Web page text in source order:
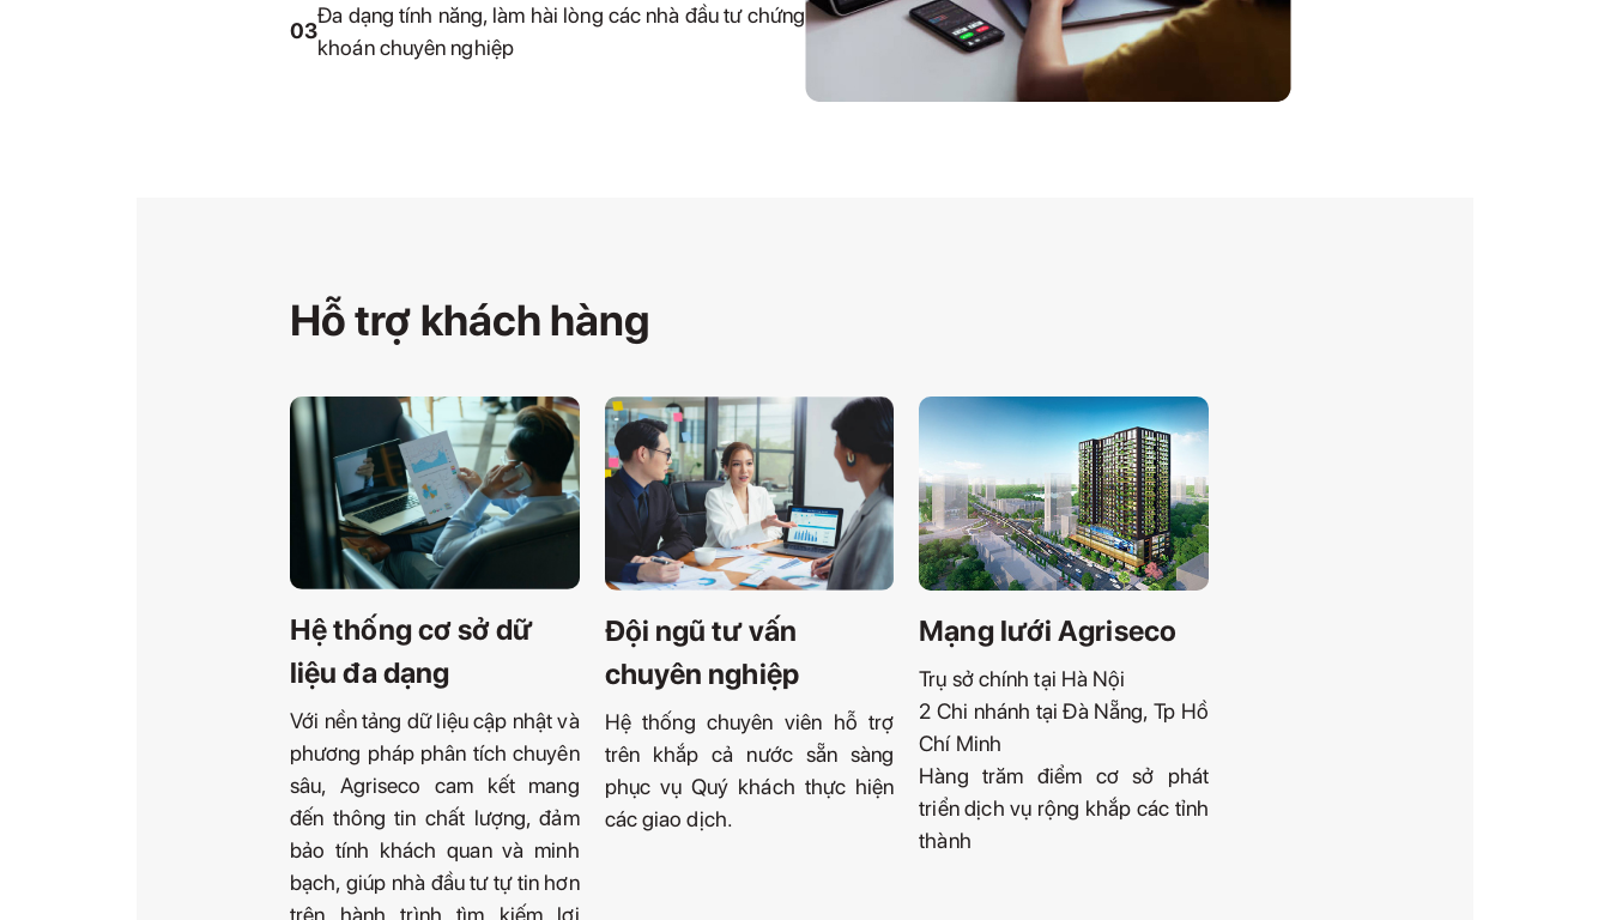
03
Đa dạng tính năng, làm hài lòng các nhà đầu tư chứng
khoán chuyên nghiệp
Hỗ trợ khách hàng
Hệ thống cơ sở dữ
liệu đa dạng
Với nền tảng dữ liệu cập nhật và
phương pháp phân tích chuyên
sâu, Agriseco cam kết mang
đến thông tin chất lượng, đảm
bảo tính khách quan và minh
bạch, giúp nhà đầu tư tự tin hơn
Đội ngũ tư vấn
chuyên nghiệp
Hệ thống chuyên viên hỗ trợ
trên khắp cả nước sẵn sàng
phục vụ Quý khách thực hiện
các giao dịch.
Mạng lưới Agriseco
Trụ sở chính tại Hà Nội
2 Chi nhánh tại Đà Nẵng, Tp Hồ
Chí Minh
Hàng trăm điểm cơ sở phát
triển dịch vụ rộng khắp các tỉnh
thành